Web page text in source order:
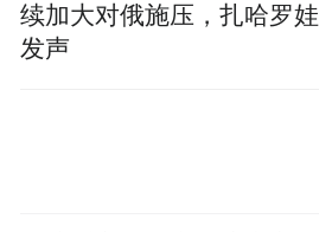
续加大对俄施压，扎哈罗娃
发声